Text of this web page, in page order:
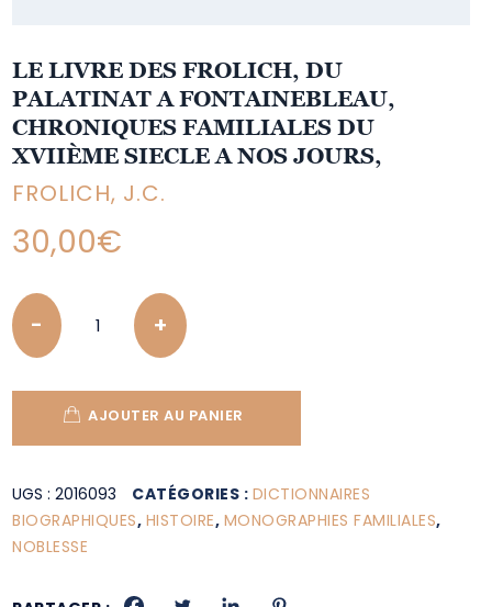
LE LIVRE DES FROLICH, DU
PALATINAT A FONTAINEBLEAU,
CHRONIQUES FAMILIALES DU
XVIIÈME SIECLE A NOS JOURS,
FROLICH, J.C.
30,00€
Quantity
AJOUTER AU PANIER
UGS :2016093 CATÉGORIES : DICTIONNAIRES
BIOGRAPHIQUES, HISTOIRE, MONOGRAPHIES FAMILIALES,
NOBLESSE